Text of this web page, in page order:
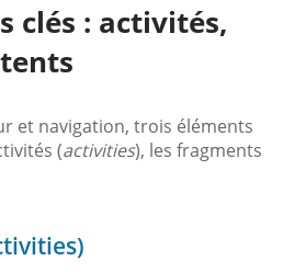
clés : activités,
et navigation, trois éléments
(activities), les fragments